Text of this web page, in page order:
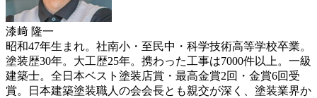
漆﨑 隆一
昭和47年生まれ。社南小・至民中・科学技術高等学校卒業。
塗装歴30年。大工歴25年。携わった工事は7000件以上。一級
建築士。全日本ベスト塗装店賞・最高金賞2回・金賞6回受
賞。日本建築塗装職人の会会長とも親交が深く、塗装業界か